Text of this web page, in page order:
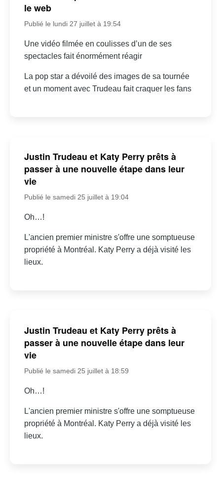
le web
Publié le lundi 27 juillet à 19:54
Une vidéo filmée en coulisses d’un de ses
spectacles fait énormément réagir
La pop star a dévoilé des images de sa tournée
et un moment avec Trudeau fait craquer les fans
Justin Trudeau et Katy Perry prêts à
passer à une nouvelle étape dans leur
vie
Publié le samedi 25 juillet à 19:04
Oh…!
L'ancien premier ministre s'offre une somptueuse
propriété à Montréal. Katy Perry a déjà visité les
lieux.
Justin Trudeau et Katy Perry prêts à
passer à une nouvelle étape dans leur
vie
Publié le samedi 25 juillet à 18:59
Oh…!
L'ancien premier ministre s'offre une somptueuse
propriété à Montréal. Katy Perry a déjà visité les
lieux.